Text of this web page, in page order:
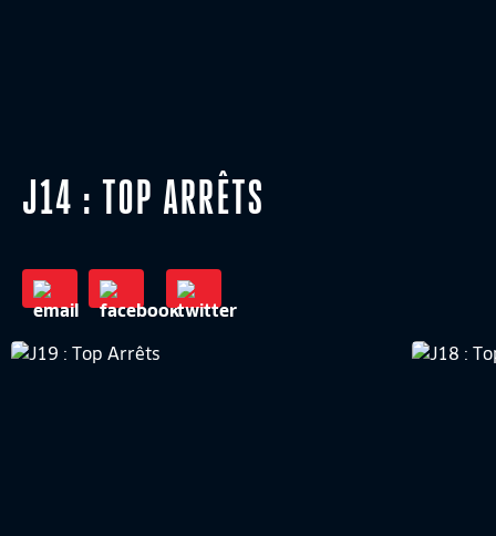
J14 : TOP ARRÊTS